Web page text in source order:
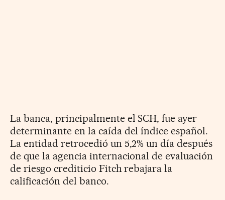
La banca, principalmente el SCH, fue ayer
determinante en la caída del índice español.
La entidad retrocedió un 5,2% un día después
de que la agencia internacional de evaluación
de riesgo crediticio Fitch rebajara la
calificación del banco.